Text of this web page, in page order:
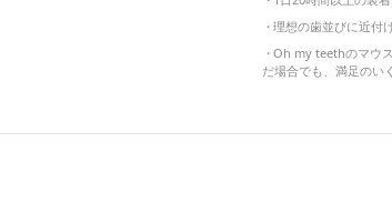
・理想の歯並びに近付
・Oh my teethのマウ
だ場合でも、満足のい